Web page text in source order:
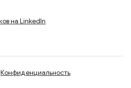
на LinkedIn
Конфиденциальность